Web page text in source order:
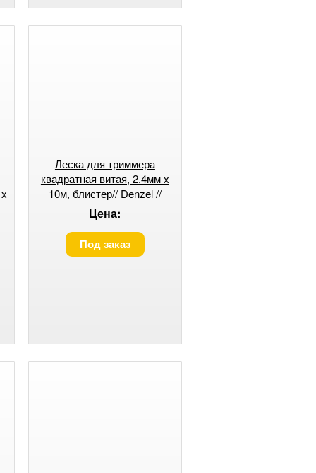
Леска для триммера
квадратная витая, 2.4мм х
10м, блистер// Denzel //
Россия
Цена:
Под заказ